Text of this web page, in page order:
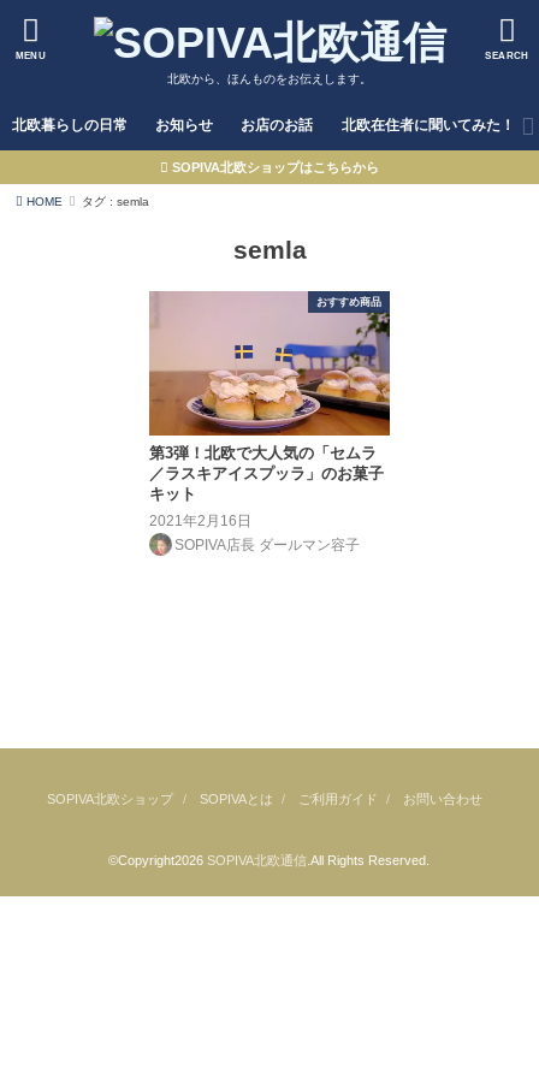
MENU SEARCH
北欧から、ほんものをお伝えします。
北欧暮らしの日常 お知らせ お店のお話 北欧在住者に聞いてみた！
SOPIVA北欧ショップはこちらから
HOME タグ : semla
semla
おすすめ商品
第3弾！北欧で大人気の「セムラ
／ラスキアイスプッラ」のお菓子
キット
2021年2月16日
SOPIVA店長 ダールマン容子
SOPIVA北欧ショップ SOPIVAとは ご利用ガイド お問い合わせ
©Copyright2026SOPIVA北欧通信 .All Rights Reserved.